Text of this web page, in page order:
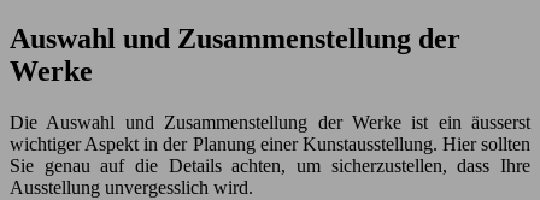
Auswahl und Zusammenstellung der
Werke
Die Auswahl und Zusammenstellung der Werke ist ein äusserst
wichtiger Aspekt in der Planung einer Kunstausstellung. Hier sollten
Sie genau auf die Details achten, um sicherzustellen, dass Ihre
Ausstellung unvergesslich wird.